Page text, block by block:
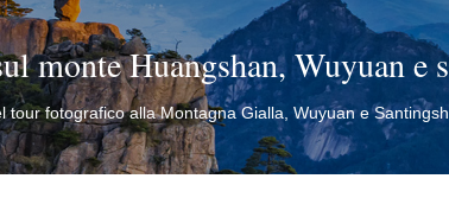
monte Huangshan, Wuyuan e
fotografico alla Montagna Gialla, Wuyuan e